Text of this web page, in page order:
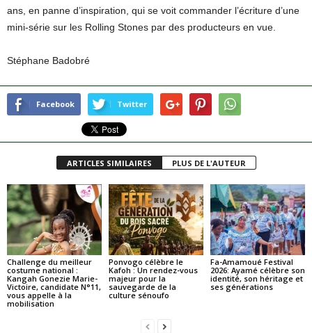
ans, en panne d’inspiration, qui se voit commander l’écriture d’une
mini-série sur les Rolling Stones par des producteurs en vue.
Stéphane Badobré
Facebook Twitter
ARTICLES SIMILAIRES PLUS DE L'AUTEUR
Challenge du meilleur
costume national :
Kangah Gonezie Marie-
Victoire, candidate N°11,
vous appelle à la
mobilisation
Ponvogo célèbre le
Kafoh : Un rendez-vous
majeur pour la
sauvegarde de la
culture sénoufo
Fa-Amamoué Festival
2026: Ayamé célèbre son
identité, son héritage et
ses générations